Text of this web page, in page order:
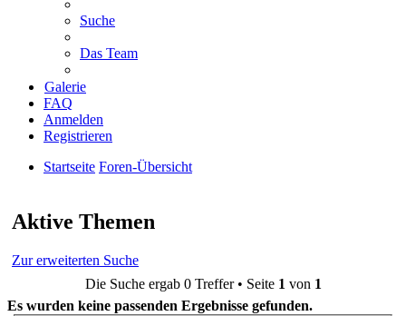
Suche
Das Team
Galerie
FAQ
Anmelden
Registrieren
Startseite Foren-Übersicht
Aktive Themen
Zur erweiterten Suche
Die Suche ergab 0 Treffer • Seite 1 von 1
Es wurden keine passenden Ergebnisse gefunden.